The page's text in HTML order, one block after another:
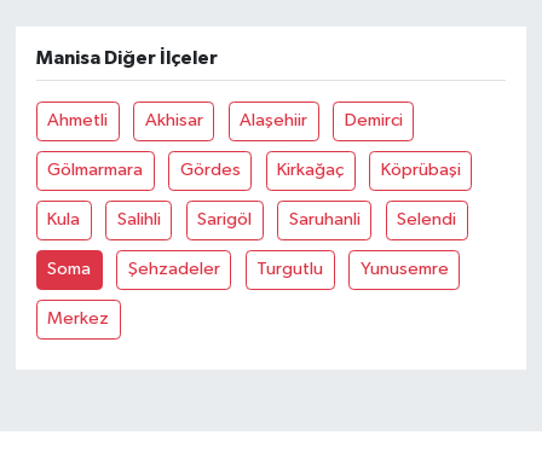
Manisa Diğer İlçeler
Ahmetli Akhisar Alaşehiir Demirci
Gölmarmara Gördes Kirkağaç Köprübaşi
Kula Salihli Sarigöl Saruhanli Selendi
Soma Şehzadeler Turgutlu Yunusemre
Merkez